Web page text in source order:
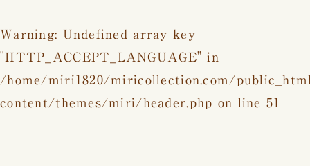
Warning: Undefined array key
"HTTP_ACCEPT_LANGUAGE" in
/home/miri1820/miricollection.com/
content/themes/miri/header.php on line 51